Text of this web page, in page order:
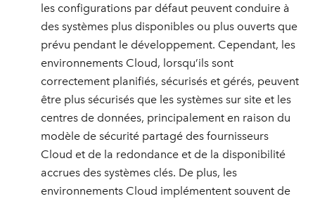
les configurations par défaut peuvent conduire à
des systèmes plus disponibles ou plus ouverts que
prévu pendant le développement. Cependant, les
environnements Cloud, lorsqu’ils sont
correctement planifiés, sécurisés et gérés, peuvent
être plus sécurisés que les systèmes sur site et les
centres de données, principalement en raison du
modèle de sécurité partagé des fournisseurs
Cloud et de la redondance et de la disponibilité
accrues des systèmes clés. De plus, les
environnements Cloud implémentent souvent de